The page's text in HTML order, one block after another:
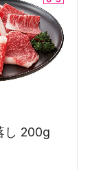
し 200g